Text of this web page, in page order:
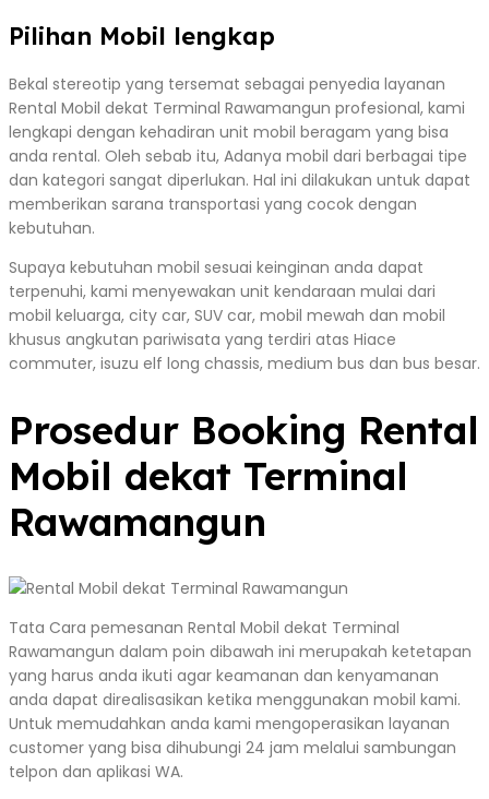
Pilihan Mobil lengkap
Bekal stereotip yang tersemat sebagai penyedia layanan
Rental Mobil dekat Terminal Rawamangun profesional, kami
lengkapi dengan kehadiran unit mobil beragam yang bisa
anda rental. Oleh sebab itu, Adanya mobil dari berbagai tipe
dan kategori sangat diperlukan. Hal ini dilakukan untuk dapat
memberikan sarana transportasi yang cocok dengan
kebutuhan.
Supaya kebutuhan mobil sesuai keinginan anda dapat
terpenuhi, kami menyewakan unit kendaraan mulai dari
mobil keluarga, city car, SUV car, mobil mewah dan mobil
khusus angkutan pariwisata yang terdiri atas Hiace
commuter, isuzu elf long chassis, medium bus dan bus besar.
Prosedur Booking Rental
Mobil dekat Terminal
Rawamangun
Tata Cara pemesanan Rental Mobil dekat Terminal
Rawamangun dalam poin dibawah ini merupakah ketetapan
yang harus anda ikuti agar keamanan dan kenyamanan
anda dapat direalisasikan ketika menggunakan mobil kami.
Untuk memudahkan anda kami mengoperasikan layanan
customer yang bisa dihubungi 24 jam melalui sambungan
telpon dan aplikasi WA.